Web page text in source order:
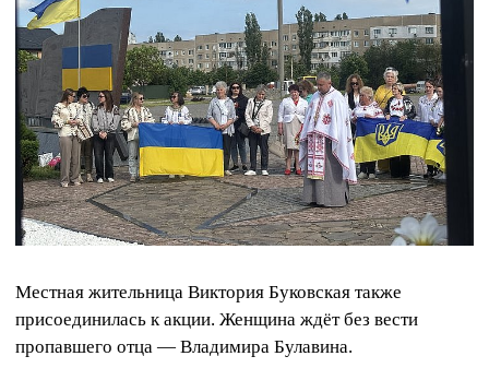
Местная жительница Виктория Буковская также
присоединилась к акции. Женщина ждёт без вести
пропавшего отца — Владимира Булавина.